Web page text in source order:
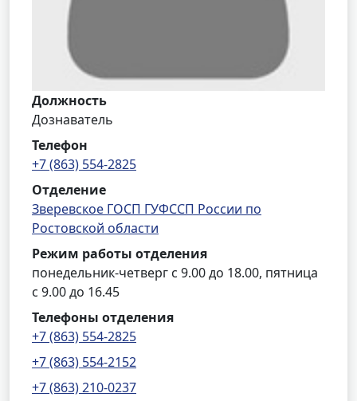
Должность
Дознаватель
Телефон
+7 (863) 554-2825
Отделение
Зверевское ГОСП ГУФССП России по
Ростовской области
Режим работы отделения
понедельник-четверг с 9.00 до 18.00, пятница
с 9.00 до 16.45
Телефоны отделения
+7 (863) 554-2825
+7 (863) 554-2152
+7 (863) 210-0237